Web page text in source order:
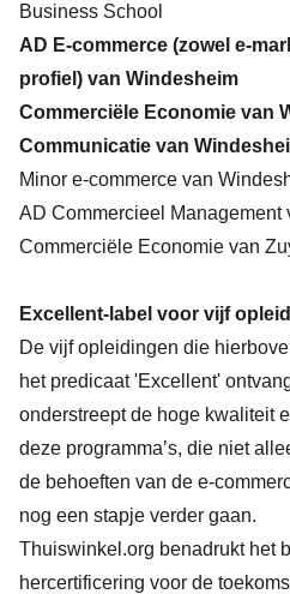
Business School
AD E-commerce (zowel e-
profiel) van Windesheim
Commerciële Economie van
Communicatie van
Minor e-commerce van
AD Commercieel Management
Commerciële Economie van
Excellent-label voor vijf
De vijf opleidingen die
het predicaat 'Excellent'
onderstreept de hoge kwaliteit
deze programma’s, die niet
de behoeften van de e-
nog een stapje verder gaan.
Thuiswinkel.org benadrukt het
hercertificering voor de